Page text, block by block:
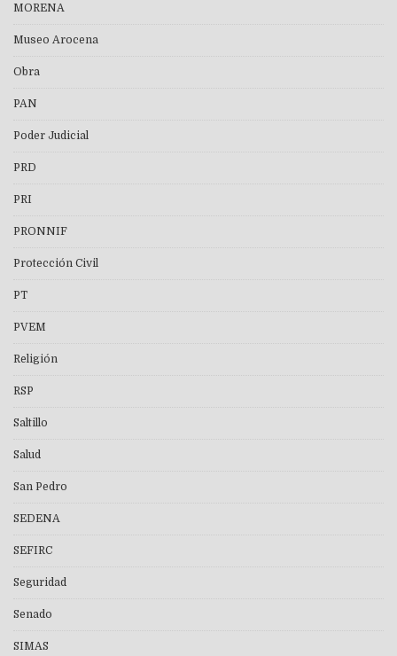
MORENA
Museo Arocena
Obra
PAN
Poder Judicial
PRD
PRI
PRONNIF
Protección Civil
PT
PVEM
Religión
RSP
Saltillo
Salud
San Pedro
SEDENA
SEFIRC
Seguridad
Senado
SIMAS